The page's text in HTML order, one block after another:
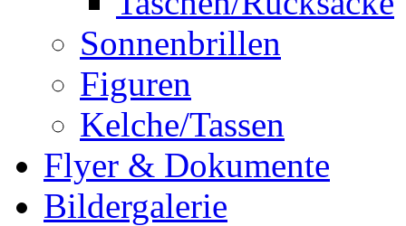
Sonnenbrillen
Figuren
Kelche/Tassen
Flyer & Dokumente
Bildergalerie